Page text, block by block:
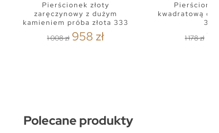
Pierścionek złoty
zaręczynowy z dużym
kamieniem próba złota 333
1 008 zł 958 zł
kwadratową
333
1 178 zł 1
Polecane produkty